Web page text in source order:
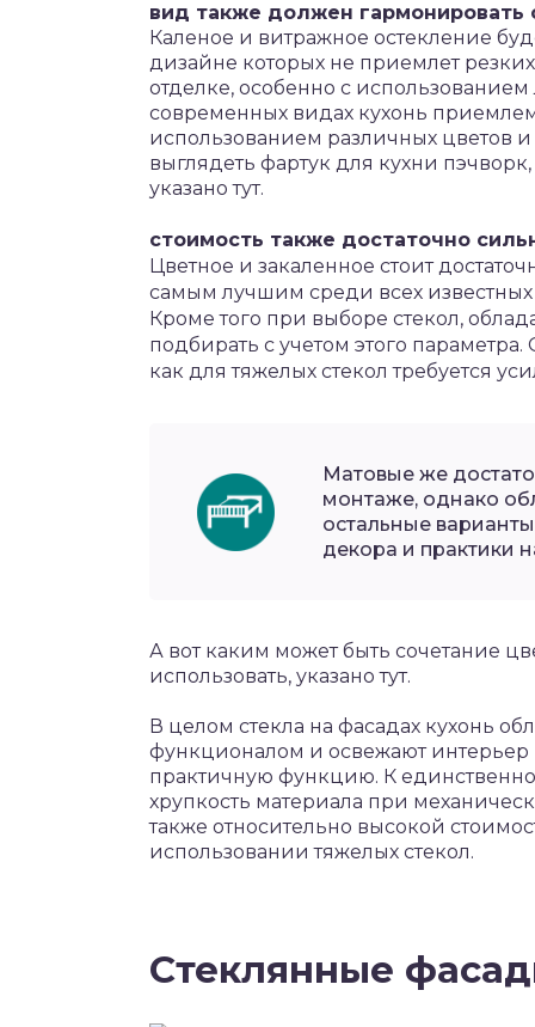
вид также должен гармонировать
Каленое и витражное остекление
дизайне которых не приемлет
отделке, особенно с
современных видах кухонь
использованием различных цветов
выглядеть фартук для кухни
указано тут.
стоимость также достаточно
Цветное и закаленное стоит
самым лучшим среди всех
Кроме того при выборе стекол,
подбирать с учетом этого
как для тяжелых стекол требуется
Матовые же
монтаже, однако
остальные
декора и практики
А вот каким может быть сочетание
использовать, указано тут.
В целом стекла на фасадах кухонь
функционалом и освежают
практичную функцию. К
хрупкость материала при
также относительно высокой
использовании тяжелых стекол.
Стеклянные